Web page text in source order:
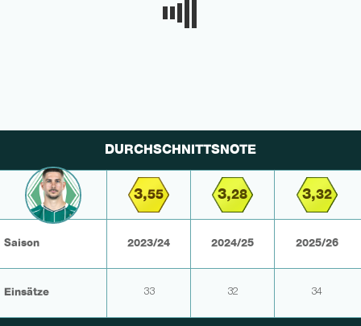
DURCHSCHNITTSNOTE
3,55 3,28 3,32
Saison 2023/24 2024/25 2025/26
Einsätze 33 32 34